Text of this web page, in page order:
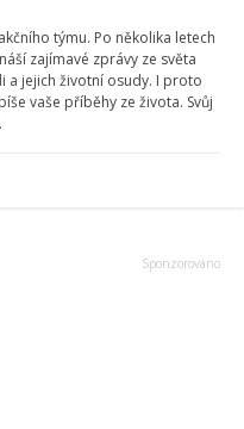
týmu. Po několika letech
zajímavé zprávy ze světa
a jejich životní osudy. I proto
vaše příběhy ze života. Svůj